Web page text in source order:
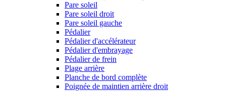
Pare soleil
Pare soleil droit
Pare soleil gauche
Pédalier
Pédalier d'accélérateur
Pédalier d'embrayage
Pédalier de frein
Plage arrière
Planche de bord complète
Poignée de maintien arrière droit